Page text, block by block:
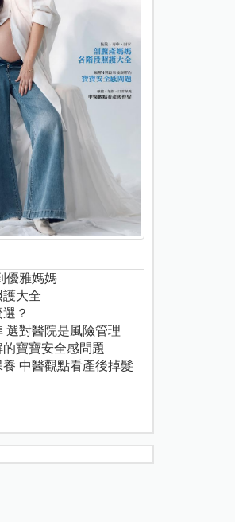
優雅媽媽
大全
？
選對醫院是風險管理
寶寶安全感問題
中醫觀點看產後掉髮